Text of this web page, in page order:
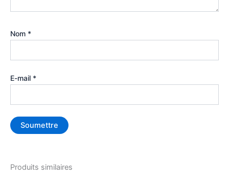
Nom *
E-mail *
Produits similaires